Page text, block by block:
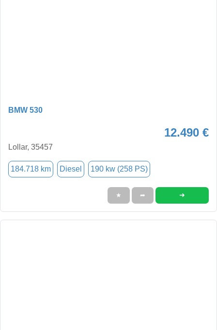
BMW 530
12.490 €
Lollar, 35457
184.718 km Diesel 190 kw (258 PS)
★ ➦ ➜